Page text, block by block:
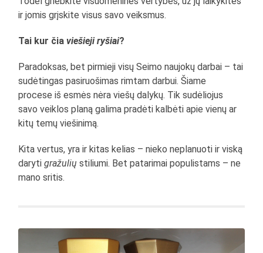
ir jomis grįskite visus savo veiksmus.
Tai kur čiaviešieji ryšiai?
Paradoksas, bet pirmieji visų Seimo naujokų darbai – tai
sudėtingas pasiruošimas rimtam darbui. Šiame
procese iš esmės nėra viešų dalykų. Tik sudėliojus
savo veiklos planą galima pradėti kalbėti apie vienų ar
kitų temų viešinimą.
Kita vertus, yra ir kitas kelias – nieko neplanuoti ir viską
darytigražulių stiliumi. Bet patarimai populistams – ne
mano sritis.